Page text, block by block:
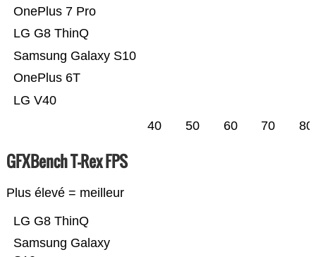
LG V40
OnePlus 6T
Samsung Galaxy S10
LG G8 ThinQ
OnePlus 7 Pro
40 50 60 70 80
GFXBench T-Rex FPS
Plus élevé = meilleur
Samsung Galaxy
LG G8 ThinQ